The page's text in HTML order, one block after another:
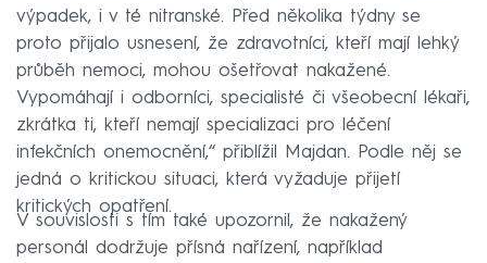
výpadek, i v té nitranské. Před několika týdny se
proto přijalo usnesení, že zdravotníci, kteří mají lehký
průběh nemoci, mohou ošetřovat nakažené.
Vypomáhají i odborníci, specialisté či všeobecní lékaři,
zkrátka ti, kteří nemají specializaci pro léčení
infekčních onemocnění,“ přiblížil Majdan. Podle něj se
jedná o kritickou situaci, která vyžaduje přijetí
kritických opatření.
V souvislosti s tím také upozornil, že nakažený
personál dodržuje přísná nařízení, například